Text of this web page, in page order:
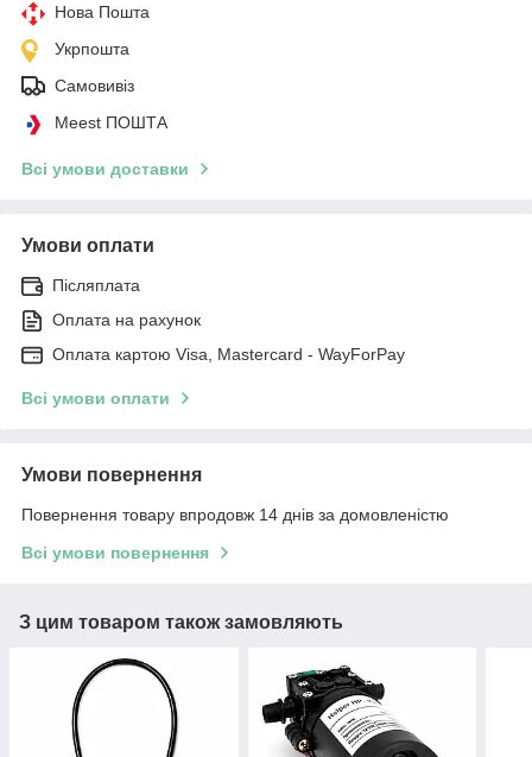
Нова Пошта
Укрпошта
Самовивіз
Meest ПОШТА
Всі умови доставки
Умови оплати
Післяплата
Оплата на рахунок
Оплата картою Visa, Mastercard - WayForPay
Всі умови оплати
Умови повернення
Повернення товару впродовж 14 днів за домовленістю
Всі умови повернення
З цим товаром також замовляють